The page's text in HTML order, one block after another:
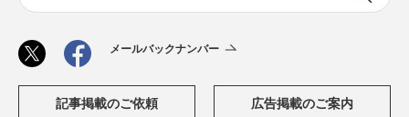
メールバックナンバー
記事掲載のご依頼 広告掲載のご案内